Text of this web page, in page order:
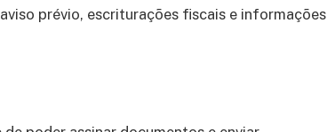
prévio, escriturações fiscais e informações